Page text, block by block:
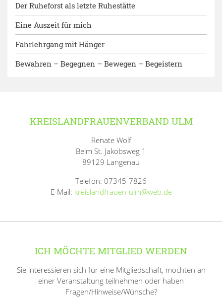
Der Ruheforst als letzte Ruhestätte
Eine Auszeit für mich
Fahrlehrgang mit Hänger
Bewahren – Begegnen – Bewegen – Begeistern
KREISLANDFRAUENVERBAND ULM
Renate Wolf
Beim St. Jakobsweg 1
89129 Langenau
Telefon: 07345-7826
E-Mail: kreislandfrauen-ulm@web.de
ICH MÖCHTE MITGLIED WERDEN
Sie interessieren sich für eine Mitgliedschaft, möchten an
einer Veranstaltung teilnehmen oder haben
Fragen/Hinweise/Wünsche?